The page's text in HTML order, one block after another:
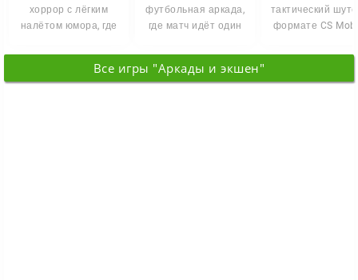
хоррор с лёгким
налётом юмора, где
меха...
футбольная аркада,
где матч идёт один
реальными
соперниками со
тактический
формате CS
сходятся в
Все игры "Аркады и экшен"